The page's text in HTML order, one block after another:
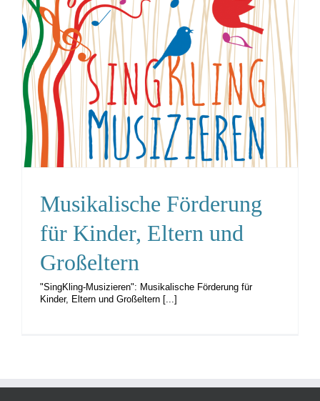
Musikalische Förderung
für Kinder, Eltern und
Großeltern
"SingKling-Musizieren": Musikalische Förderung für
Kinder, Eltern und Großeltern [...]